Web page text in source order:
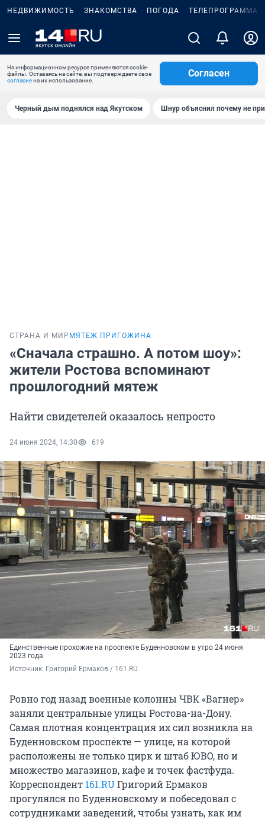
НЕДВИЖИМОСТЬ ЗНАКОМСТВА ПОГОДА ТЕЛЕПРОГРАММА
На информационном ресурсе применяются cookie-
файлы. Оставаясь на сайте, вы подтверждаете свое
согласиена их использование.
Согласен
Черный дым поднялся над Якутском Шнур объяснил почему не
СТРАНА И МИР МЯТЕЖ ПРИГОЖИНА
«Сначала страшно. А потом шоу»:
жители Ростова вспоминают
прошлогодний мятеж
Найти свидетелей оказалось непросто
24 июня 2024, 14:30 619
Единственные прохожие на проспекте Буденновском в утро 24 июня
2023 года
Источник: Григорий Ермаков / 161.RU
Ровно год назад военные колонны ЧВК «Вагнер»
заняли центральные улицы Ростова-на-Дону.
Самая плотная концентрация их сил возникла на
Буденновском проспекте — улице, на которой
расположены не только цирк и штаб ЮВО, но и
множество магазинов, кафе и точек фастфуда.
Корреспондент 161.RUГригорий Ермаков
прогулялся по Буденновскому и побеседовал с
сотрудниками заведений, чтобы узнать, как им